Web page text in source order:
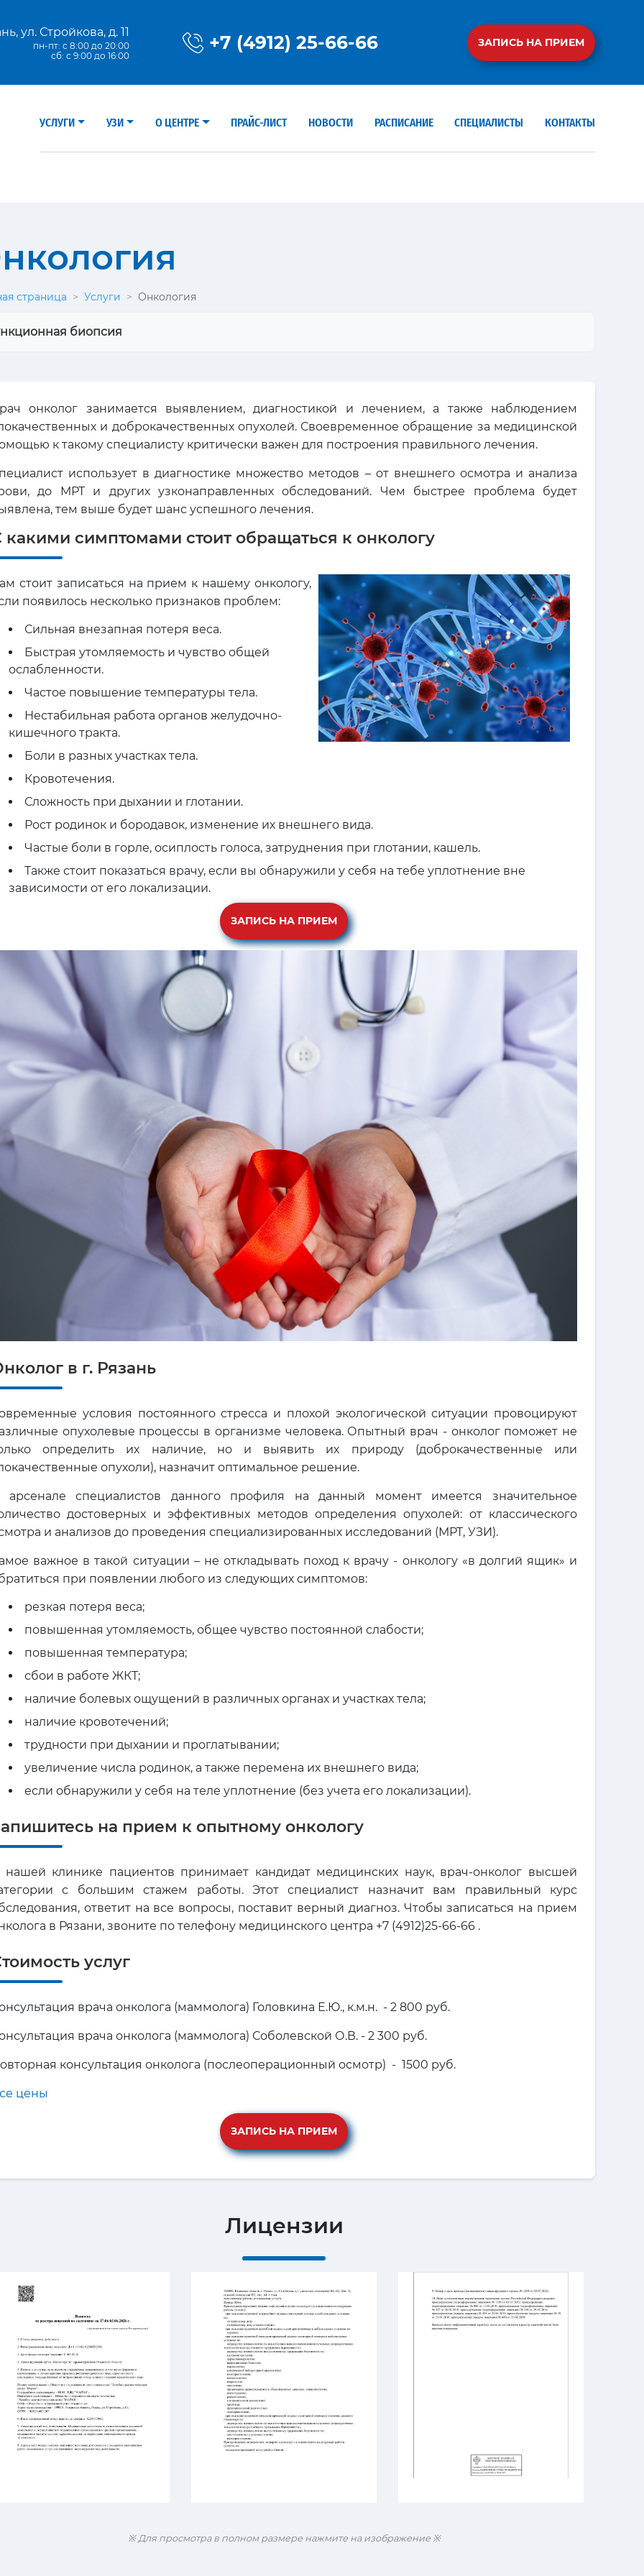
ул. Стройкова, д. 11
пн-пт: с 8:00 до 20:00
сб: с 9:00 до 16:00
+7 (4912) 25-66-66 ЗАПИСЬ НА ПРИЕМ
УСЛУГИ УЗИ О ЦЕНТРЕ ПРАЙС-ЛИСТ НОВОСТИ РАСПИСАНИЕ СПЕЦИАЛИСТЫ КОНТАКТЫ
страница > Услуги > Онкология
биопсия
онколог занимается выявлением, диагностикой и лечением, а также наблюдением
и доброкачественных опухолей. Своевременное обращение за медицинской
к такому специалисту критически важен для построения правильного лечения.
использует в диагностике множество методов – от внешнего осмотра и анализа
до МРТ и других узконаправленных обследований. Чем быстрее проблема будет
тем выше будет шанс успешного лечения.
какими симптомами стоит обращаться к онкологу
стоит записаться на прием к нашему онкологу,
появилось несколько признаков проблем:
Сильная внезапная потеря веса.
Быстрая утомляемость и чувство общей
ослабленности.
Частое повышение температуры тела.
Нестабильная работа органов желудочно-
кишечного тракта.
Боли в разных участках тела.
Кровотечения.
Сложность при дыхании и глотании.
Рост родинок и бородавок, изменение их внешнего вида.
Частые боли в горле, осиплость голоса, затруднения при глотании, кашель.
Также стоит показаться врачу, если вы обнаружили у себя на тебе уплотнение вне
зависимости от его локализации.
ЗАПИСЬ НА ПРИЕМ
в г. Рязань
условия постоянного стресса и плохой экологической ситуации провоцируют
опухолевые процессы в организме человека. Опытный врач - онколог поможет не
определить их наличие, но и выявить их природу (доброкачественные или
опухоли), назначит оптимальное решение.
арсенале специалистов данного профиля на данный момент имеется значительное
достоверных и эффективных методов определения опухолей: от классического
и анализов до проведения специализированных исследований (МРТ, УЗИ).
важное в такой ситуации – не откладывать поход к врачу - онкологу «в долгий ящик» и
при появлении любого из следующих симптомов:
резкая потеря веса;
повышенная утомляемость, общее чувство постоянной слабости;
повышенная температура;
сбои в работе ЖКТ;
наличие болевых ощущений в различных органах и участках тела;
наличие кровотечений;
трудности при дыхании и проглатывании;
увеличение числа родинок, а также перемена их внешнего вида;
если обнаружили у себя на теле уплотнение (без учета его локализации).
на прием к опытному онкологу
нашей клинике пациентов принимает кандидат медицинских наук, врач-онколог высшей
с большим стажем работы. Этот специалист назначит вам правильный курс
ответит на все вопросы, поставит верный диагноз. Чтобы записаться на прием
в Рязани, звоните по телефону медицинского центра +7 (4912)25-66-66 .
услуг
врача онколога (маммолога) Головкина Е.Ю., к.м.н. - 2 800 руб.
врача онколога (маммолога) Соболевской О.В. - 2 300 руб.
консультация онколога (послеоперационный осмотр) - 1500 руб.
цены
ЗАПИСЬ НА ПРИЕМ
Лицензии
※ Для просмотра в полном размере нажмите на изображение ※